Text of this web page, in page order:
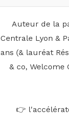
Auteur de la
Centrale Lyon &
ans (& lauréat
& co, Welcome
👉